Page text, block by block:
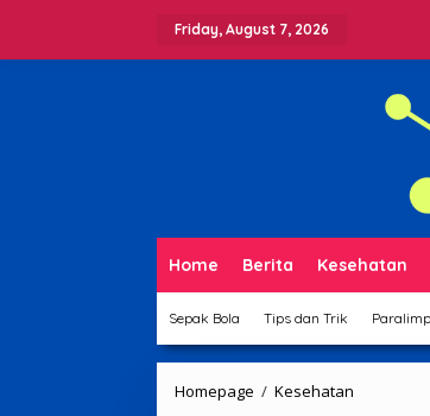
Friday, August 7, 2026
Home Berita Kesehatan
Sepak Bola Tips dan Trik
Homepage / Kesehatan